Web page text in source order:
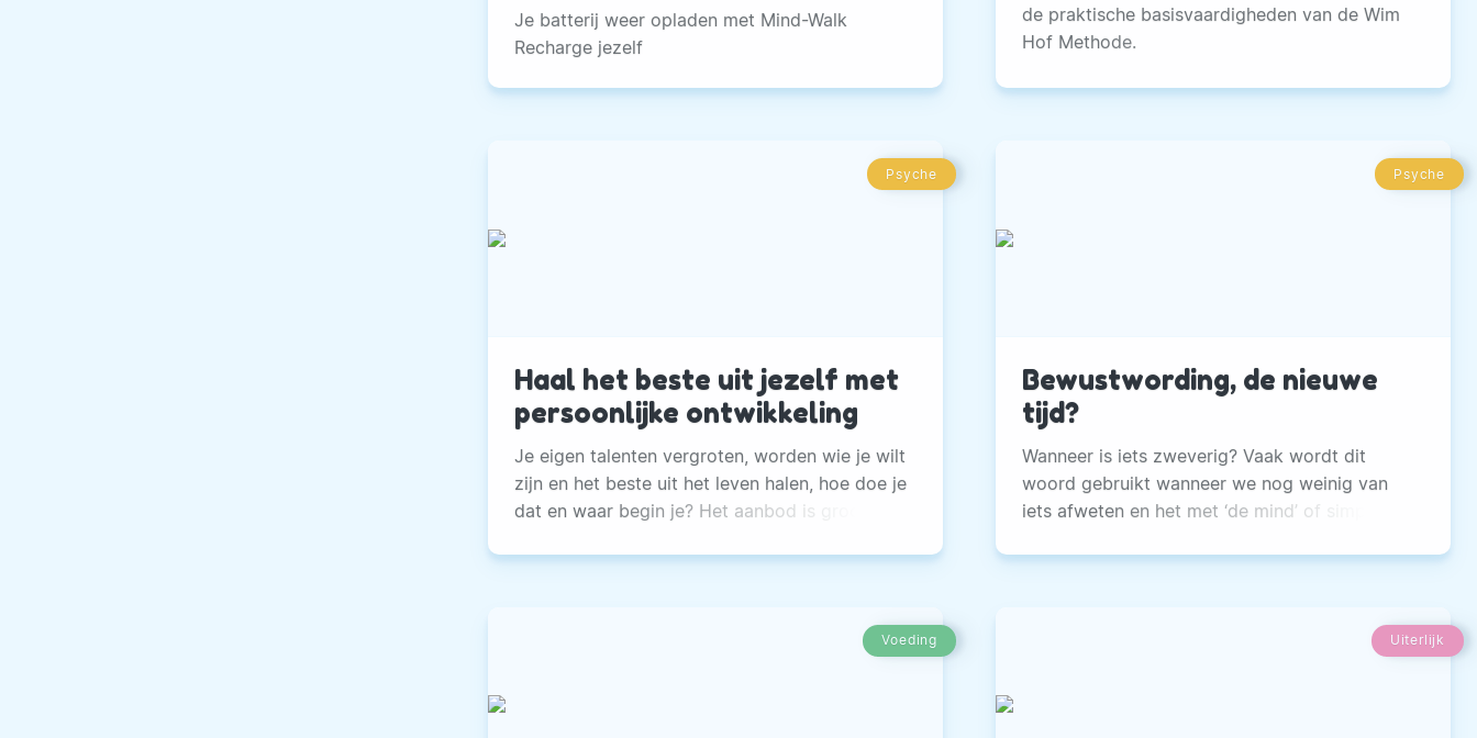
Je batterij weer opladen met Mind-Walk
Recharge jezelf
de praktische basisvaardigheden van de Wim
Hof Methode.
Psyche
Haal het beste uit jezelf met
persoonlijke ontwikkeling
Je eigen talenten vergroten, worden wie je wilt
zijn en het beste uit het leven halen, hoe doe je
dat en waar begin je? Het aanbod is groot:
veel te vinden als je persoonlijke ontwikkeling
naar wat bij ons past omdat wij al moe worden
van de gedachte dat we er veel voor moeten
Psyche
Bewustwording, de nieuwe
tijd?
Wanneer is iets zweverig? Vaak wordt dit
woord gebruikt wanneer we nog weinig van
iets afweten en het met ‘de mind’ of simpele
Voeding Uiterlijk